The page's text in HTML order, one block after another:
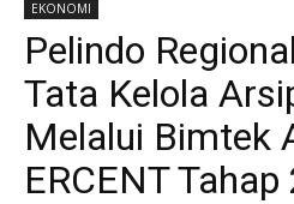
EKONOMI
Pelindo
Tata Kelola
Melalui Bimtek
ERCENT Tahap